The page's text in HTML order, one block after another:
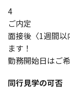
4
ご内定
面接後〈1週間
ます！
勤務開始日はご
同行見学の可否